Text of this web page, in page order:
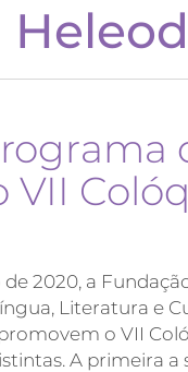
VII
2020, a
Literatura e
o VII
A primeira